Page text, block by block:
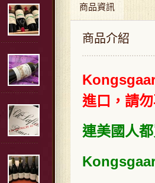
商品資訊
商品介紹
進口，請
連美國人